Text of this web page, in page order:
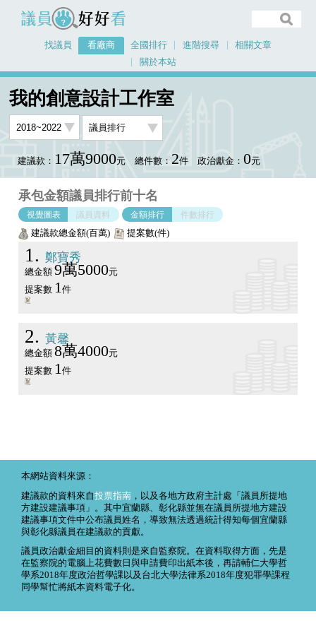
議員好好看
找議員 看廠商 全國排行 進階搜尋
相關文章
關於本站
議員排行圖表
我的創意設計工作室
建議款： 17萬9000元 總件數： 2件 政治獻金： 0元
承包金額議員排行前十名
視覺圖表 議員資料 金額排行 件數排行
建議款總金額(百萬) 提案數(件)
1 鄭寶秀
總金額 9萬5000元
提案數 1件
2 黃馨
總金額 8萬4000元
提案數 1件
本網站資料來源：
建議款的資料來自投票指南 ，以及各地方政府主計處「議員所提地
方建設建議事項」。其中宜蘭縣、彰化縣並無在議員所提地方建設
建議事項文件中公布議員姓名，導致無法透過統計得知每個宜蘭縣
與彰化縣議員在建議款的貢獻。
議員政治獻金細目的資料則是來自監察院。在資料取得方面，先是
在監察院的電腦上花費數日與申請費印出紙本後，再請輔仁大學哲
學系2018年度政治哲學課以及台北大學法律系2018年度犯罪學課程
同學幫忙將紙本資料電子化。